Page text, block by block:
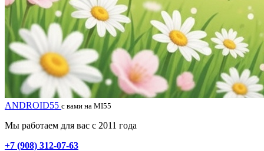
ANDROID55 с вами на MI55
Мы работаем для вас с 2011 года
+7 (908) 312-07-63